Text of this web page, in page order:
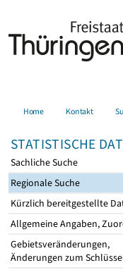
Home Kontakt
STATISTISCHE
Sachliche Suche
Regionale Suche
Kürzlich bereitgestellte
Allgemeine Angaben,
Gebietsveränderungen,
Änderungen zum